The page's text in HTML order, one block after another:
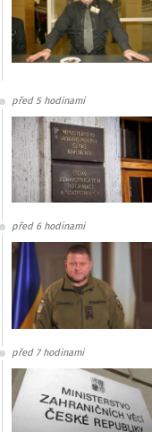
před 5 hodinami
před 6 hodinami
před 7 hodinami